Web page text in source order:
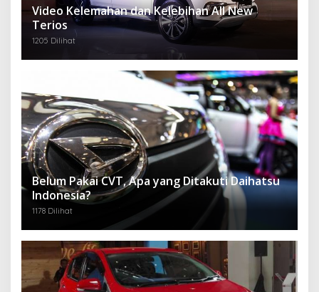
Video Kelemahan dan Kelebihan All New
Terios
1205 Dilihat
Belum Pakai CVT, Apa yang Ditakuti Daihatsu
Indonesia?
1178 Dilihat